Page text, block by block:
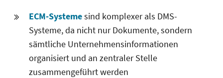
ECM-Systemesind komplexer als DMS-
Systeme, da nicht nur Dokumente, sondern
sämtliche Unternehmensinformationen
organisiert und an zentraler Stelle
zusammengeführt werden